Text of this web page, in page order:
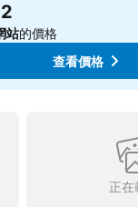
站的價格
查看價格
正在